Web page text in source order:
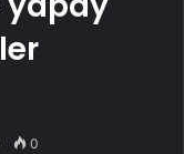
0